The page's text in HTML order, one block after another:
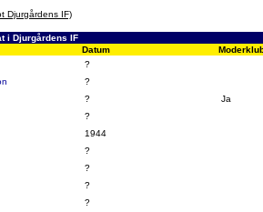
Djurgårdens IF)
i Djurgårdens IF
Datum
?
?
?
Ja
?
1944
?
?
?
?